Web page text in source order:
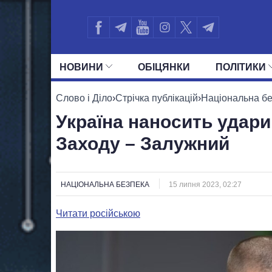
НОВИНИ ОБIЦЯНКИ ПОЛIТИКИ
УСІ ПОЛІТИКИ ПРЕЗИДЕНТ І
Слово і Діло›Стрічка публікацій›Національна
Україна наносить
Заходу – Залужний
НАЦІОНАЛЬНА БЕЗПЕКА 15 липня 2023, 02:27
Читати російською